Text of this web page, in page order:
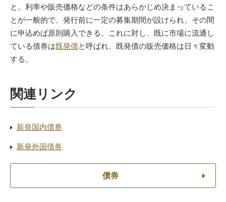
と。利率や販売価格などの条件はあらかじめ決まっているこ
とが一般的で、発行前に一定の募集期間が設けられ、その間
に申込めば原則購入できる。これに対し、既に市場に流通し
ている債券は既発債と呼ばれ、既発債の販売価格は日々変動
する。
関連リンク
新発国内債券
新発外国債券
債券